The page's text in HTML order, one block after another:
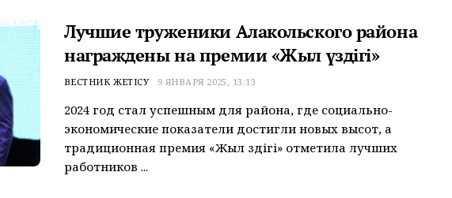
Лучшие труженики Алакольского района
награждены на премии «Жыл үздігі»
ВЕСТНИК ЖЕТІСУ 9 ЯНВАРЯ 2025, 13:13
2024 год стал успешным для района, где социально-
экономические показатели достигли новых высот, а
традиционная премия «Жыл үздігі» отметила лучших
работников ...